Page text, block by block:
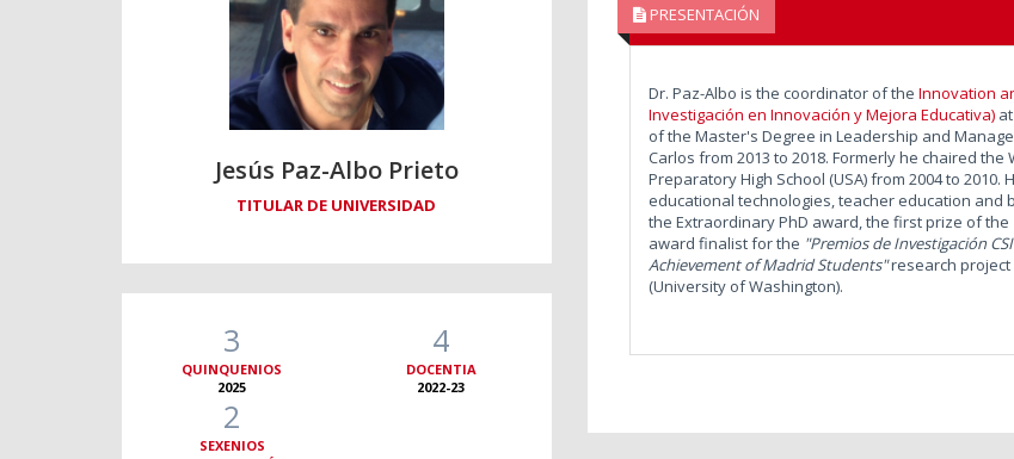
Jesús Paz-Albo Prieto
TITULAR DE UNIVERSIDAD
3
QUINQUENIOS
2025
4
DOCENTIA
2022-23
2
SEXENIOS
PRESENTACIÓN
Dr. Paz-Albo is the coordinator of the Innovation
Investigación en Innovación y Mejora Educativa)at
of the Master's Degree in Leadership and
Carlos from 2013 to 2018. Formerly he chaired
Preparatory High School (USA) from 2004 to
educational technologies, teacher education and
the Extraordinary PhD award, the first prize of the
award finalist for the "Premios de Investigación
Achievement of Madrid Students"research project
(University of Washington).